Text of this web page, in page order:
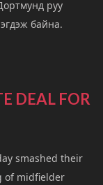
руу
байна.
DEAL FOR
smashed their
of midfielder